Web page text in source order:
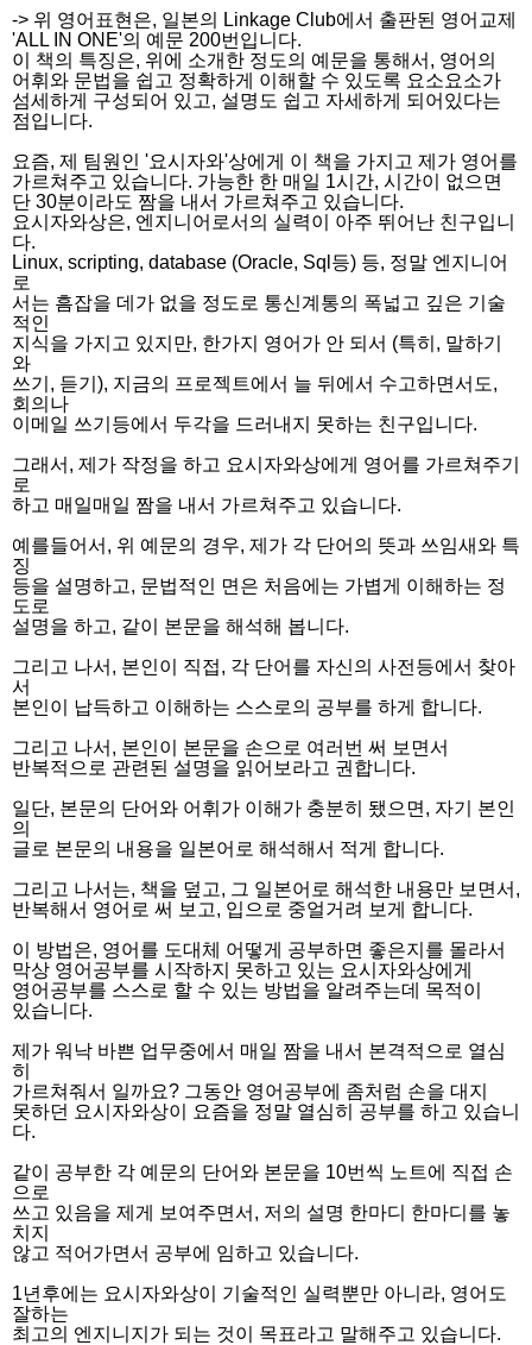
-> 위 영어표현은, 일본의 Linkage Club에서 출판된 영어교제
'ALL IN ONE'의 예문 200번입니다.
이 책의 특징은, 위에 소개한 정도의 예문을 통해서, 영어의
어휘와 문법을 쉽고 정확하게 이해할 수 있도록 요소요소가
섬세하게 구성되어 있고, 설명도 쉽고 자세하게 되어있다는
점입니다.
요즘, 제 팀원인 '요시자와'상에게 이 책을 가지고 제가 영어를
가르쳐주고 있습니다. 가능한 한 매일 1시간, 시간이 없으면
단 30분이라도 짬을 내서 가르쳐주고 있습니다.
요시자와상은, 엔지니어로서의 실력이 아주 뛰어난 친구입니
다.
Linux, scripting, database (Oracle, Sql등) 등, 정말 엔지니어
로
서는 흠잡을 데가 없을 정도로 통신계통의 폭넓고 깊은 기술
적인
지식을 가지고 있지만, 한가지 영어가 안 되서 (특히, 말하기
와
쓰기, 듣기), 지금의 프로젝트에서 늘 뒤에서 수고하면서도,
회의나
이메일 쓰기등에서 두각을 드러내지 못하는 친구입니다.
그래서, 제가 작정을 하고 요시자와상에게 영어를 가르쳐주기
로
하고 매일매일 짬을 내서 가르쳐주고 있습니다.
예를들어서, 위 예문의 경우, 제가 각 단어의 뜻과 쓰임새와 특
징
등을 설명하고, 문법적인 면은 처음에는 가볍게 이해하는 정
도로
설명을 하고, 같이 본문을 해석해 봅니다.
그리고 나서, 본인이 직접, 각 단어를 자신의 사전등에서 찾아
서
본인이 납득하고 이해하는 스스로의 공부를 하게 합니다.
그리고 나서, 본인이 본문을 손으로 여러번 써 보면서
반복적으로 관련된 설명을 읽어보라고 권합니다.
일단, 본문의 단어와 어휘가 이해가 충분히 됐으면, 자기 본인
의
글로 본문의 내용을 일본어로 해석해서 적게 합니다.
그리고 나서는, 책을 덮고, 그 일본어로 해석한 내용만 보면서,
반복해서 영어로 써 보고, 입으로 중얼거려 보게 합니다.
이 방법은, 영어를 도대체 어떻게 공부하면 좋은지를 몰라서
막상 영어공부를 시작하지 못하고 있는 요시자와상에게
영어공부를 스스로 할 수 있는 방법을 알려주는데 목적이
있습니다.
제가 워낙 바쁜 업무중에서 매일 짬을 내서 본격적으로 열심
히
가르쳐줘서 일까요? 그동안 영어공부에 좀처럼 손을 대지
못하던 요시자와상이 요즘을 정말 열심히 공부를 하고 있습니
다.
같이 공부한 각 예문의 단어와 본문을 10번씩 노트에 직접 손
으로
쓰고 있음을 제게 보여주면서, 저의 설명 한마디 한마디를 놓
치지
않고 적어가면서 공부에 임하고 있습니다.
1년후에는 요시자와상이 기술적인 실력뿐만 아니라, 영어도
잘하는
최고의 엔지니지가 되는 것이 목표라고 말해주고 있습니다.